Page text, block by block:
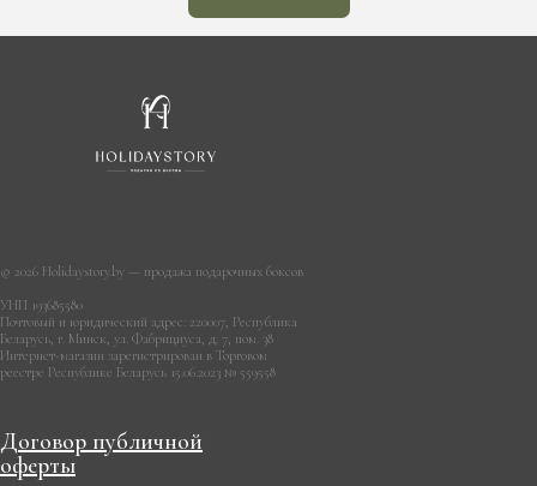
© 2026 Holidaystory.by — продажа подарочных боксов
УНП 193685580
Почтовый и юридический адрес: 220007, Республика
Беларусь, г. Минск, ул. Фабрициуса, д. 7, пом. 38
Интернет-магазин зарегистрирован в Торговом
реестре Республике Беларусь 15.06.2023 № 559558
Договор публичной
оферты